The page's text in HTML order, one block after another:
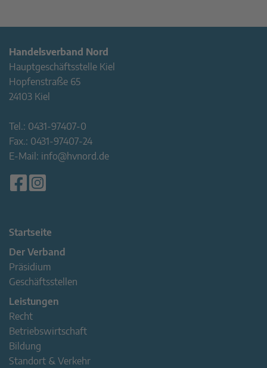
Handelsverband Nord
Hauptgeschäftsstelle Kiel
Hopfenstraße 65
24103 Kiel
Tel.: 0431-97407-0
Fax.: 0431-97407-24
E-Mail: info@hvnord.de
Startseite
Der Verband
Präsidium
Geschäftsstellen
Leistungen
Recht
Betriebswirtschaft
Bildung
Standort & Verkehr